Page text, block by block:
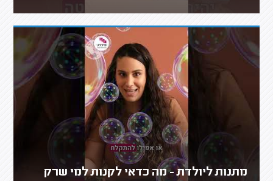
מתנות ליולדת - מה כדאי לקנות למי שרק